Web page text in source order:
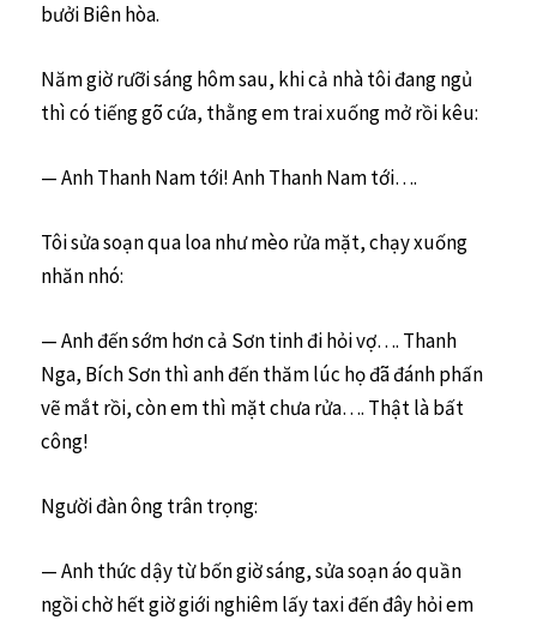
bưởi Biên hòa.
Năm giờ rưỡi sáng hôm sau, khi cả nhà tôi đang ngủ
thì có tiếng gõ cứa, thằng em trai xuống mở rồi kêu:
— Anh Thanh Nam tới! Anh Thanh Nam tới….
Tôi sửa soạn qua loa như mèo rửa mặt, chạy xuống
nhăn nhó:
— Anh đến sớm hơn cả Sơn tinh đi hỏi vợ…. Thanh
Nga, Bích Sơn thì anh đến thăm lúc họ đã đánh phấn
vẽ mắt rồi, còn em thì mặt chưa rửa…. Thật là bất
công!
Người đàn ông trân trọng:
— Anh thức dậy từ bốn giờ sáng, sửa soạn áo quần
ngồi chờ hết giờ giới nghiêm lấy taxi đến đây hỏi em